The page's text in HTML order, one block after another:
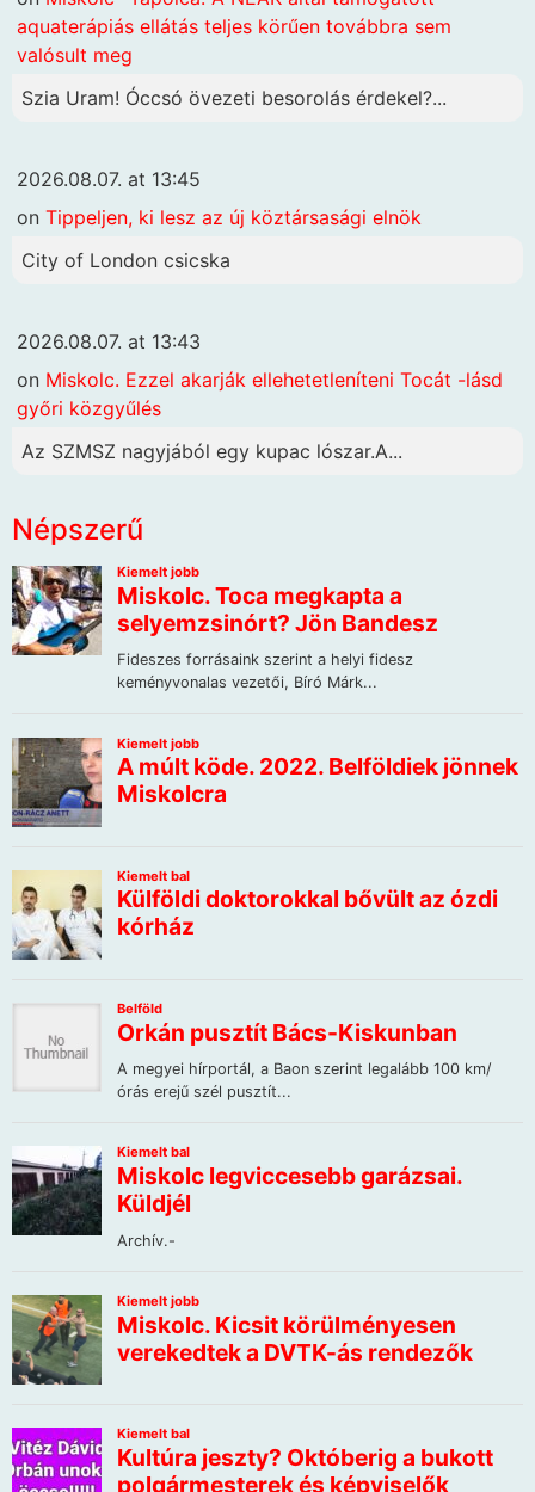
aquaterápiás ellátás teljes körűen továbbra sem
valósult meg
Szia Uram! Óccsó övezeti besorolás érdekel?...
2026.08.07. at 13:45
on Tippeljen, ki lesz az új köztársasági elnök
City of London csicska
2026.08.07. at 13:43
on Miskolc. Ezzel akarják ellehetetleníteni Tocát -lásd
győri közgyűlés
Az SZMSZ nagyjából egy kupac lószar.A...
Népszerű